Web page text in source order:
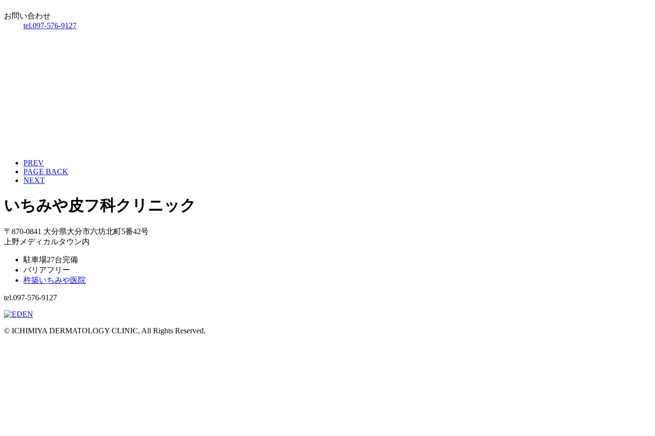
お問い合わせ
tel.097-576-9127
PREV
PAGE BACK
NEXT
いちみや皮フ科クリニック
〒870-0841 大分県大分市六坊北町5番42号
上野メディカルタウン内
駐車場27台完備
バリアフリー
杵築いちみや医院
tel.097-576-9127
© ICHIMIYA DERMATOLOGY CLINIC, All Rights Reserved.